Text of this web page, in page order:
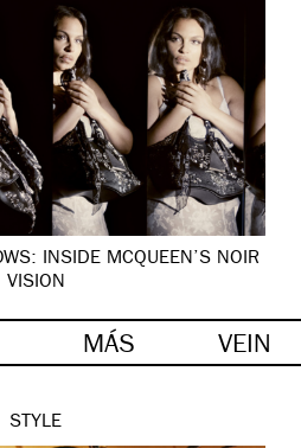
INSIDE MCQUEEN’S NOIR
VISION
MÁS VEIN
STYLE